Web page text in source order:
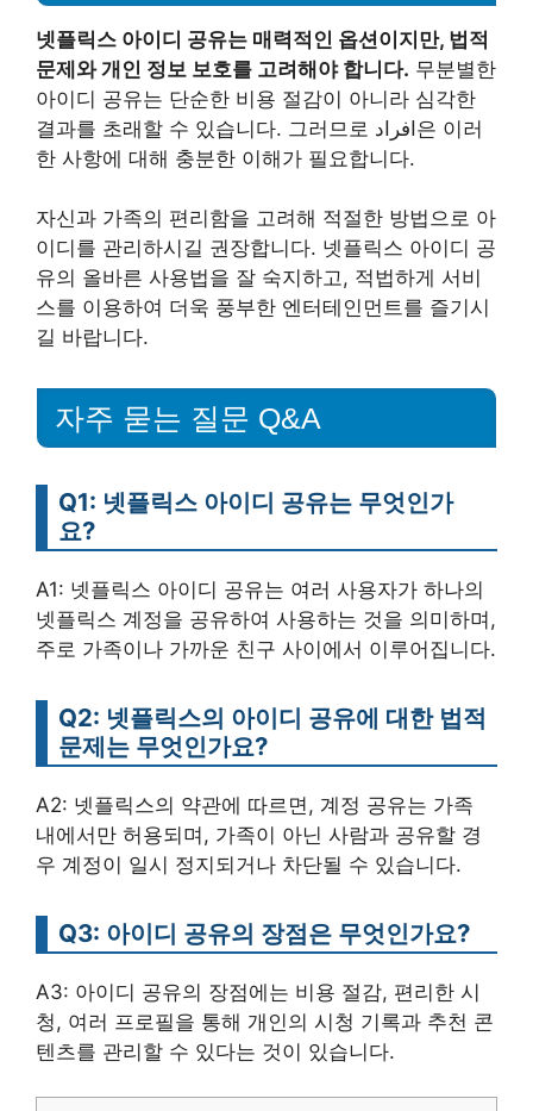
넷플릭스 아이디 공유는 매력적인 옵션이지만, 법적
문제와 개인 정보 보호를 고려해야 합니다. 무분별한
아이디 공유는 단순한 비용 절감이 아니라 심각한
결과를 초래할 수 있습니다. 그러므로 افراد은 이러
한 사항에 대해 충분한 이해가 필요합니다.
자신과 가족의 편리함을 고려해 적절한 방법으로 아
이디를 관리하시길 권장합니다. 넷플릭스 아이디 공
유의 올바른 사용법을 잘 숙지하고, 적법하게 서비
스를 이용하여 더욱 풍부한 엔터테인먼트를 즐기시
길 바랍니다.
자주 묻는 질문 Q&A
Q1: 넷플릭스 아이디 공유는 무엇인가
요?
A1: 넷플릭스 아이디 공유는 여러 사용자가 하나의
넷플릭스 계정을 공유하여 사용하는 것을 의미하며,
주로 가족이나 가까운 친구 사이에서 이루어집니다.
Q2: 넷플릭스의 아이디 공유에 대한 법적
문제는 무엇인가요?
A2: 넷플릭스의 약관에 따르면, 계정 공유는 가족
내에서만 허용되며, 가족이 아닌 사람과 공유할 경
우 계정이 일시 정지되거나 차단될 수 있습니다.
Q3: 아이디 공유의 장점은 무엇인가요?
A3: 아이디 공유의 장점에는 비용 절감, 편리한 시
청, 여러 프로필을 통해 개인의 시청 기록과 추천 콘
텐츠를 관리할 수 있다는 것이 있습니다.